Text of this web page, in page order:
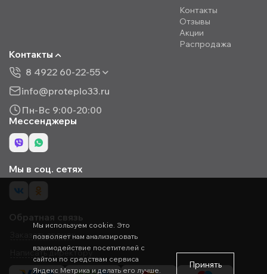
Контакты
Отзывы
Акции
Распродажа
Контакты
8 4922 60-22-55
info@proteplo33.ru
Пн-Вс 9:00-20:00
Мессенджеры
Мы в соц. сетях
Обратная связь
Заказать звонок
Написать директору
Мы используем cookie. Это
позволяет нам анализировать
взаимодействие посетителей с
сайтом по средствам сервиса
Яндекс Метрика и делать его лучше.
Принять